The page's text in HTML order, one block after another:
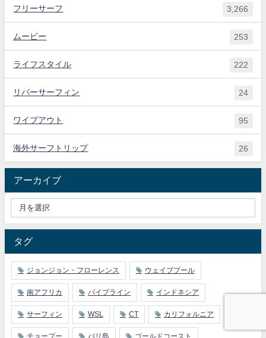
フリーサーフ 3,266
ムービー 253
ライフスタイル 222
リバーサーフィン 24
ワイプアウト 95
海外サーフトリップ 26
アーカイブ
タグ
ジョンジョン・フローレンス ウェイブプール
南アフリカ パイプライン インドネシア
サーフィン WSL CT カリフォルニア
チョープー バリ島 ゴールドコースト